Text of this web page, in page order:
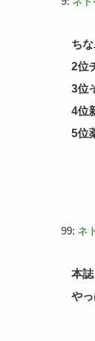
ち
2位
3位
4位
5位
99: ネ
本
や